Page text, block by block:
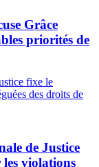
Grâce
priorités de
de Justice
violations